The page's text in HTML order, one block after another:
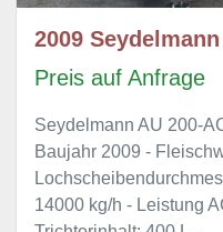
2009
Preis auf Anfrage
Seydelmann AU 200-
Baujahr 2009 -
14000 kg/h - Leistung